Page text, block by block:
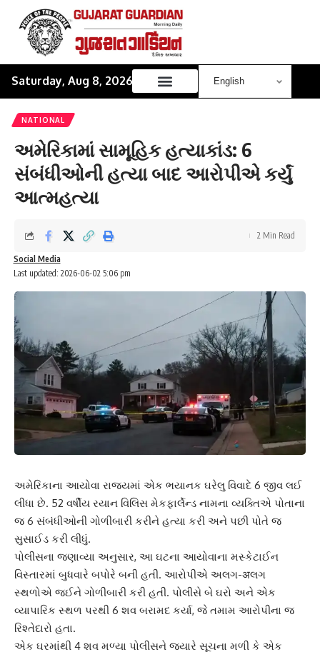
Saturday, Aug 8, 2026
NATIONAL
અમેરિકામાં સામૂહિક હત્યાકાંડ: 6
સંબંધીઓની હત્યા બાદ આરોપીએ કર્યું
આત્મહત્યા
Last updated: 2026-06-02 5:06 pm
Social Media
2 Min Read
અમેરિકાના આયોવા રાજ્યમાં એક ભયાનક ઘરેલુ વિવાદે 6 જીવ લઈ
લીધા છે. 52 વર્ષીય રયાન વિલિસ મેકફાર્લેન્ડ નામના વ્યક્તિએ પોતાના
જ 6 સંબંધીઓની ગોળીબારી કરીને હત્યા કરી અને પછી પોતે જ
સુસાઈડ કરી લીધું.
પોલીસના જણાવ્યા અનુસાર, આ ઘટના આયોવાના મસ્કેટાઈન
વિસ્તારમાં બુધવારે બપોરે બની હતી. આરોપીએ અલગ-अલગ
સ્થળોએ જઈને ગોળીબારી કરી હતી. પોલીસે બે ઘરો અને એક
વ્યાપારિક સ્થળ પરથી 6 શવ બરામદ કર્યા, જે તમામ આરોપીના જ
રિશ્તેદારો હતા.
એક ઘરમાંથી 4 શવ મળ્યા પોલીસને જ્યારે સૂચના મળી કે એક